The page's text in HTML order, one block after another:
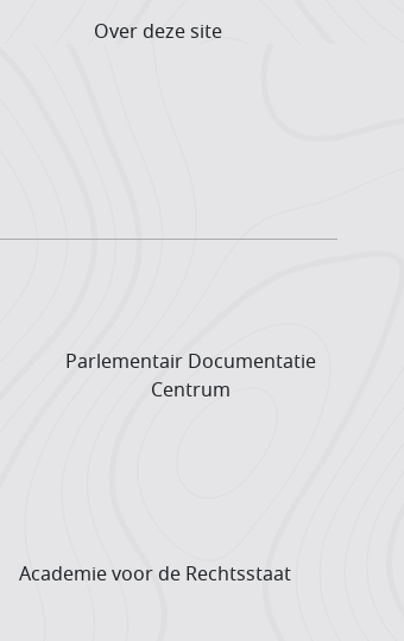
Over deze site
Parlementair Documentatie
Centrum
Academie voor de Rechtsstaat